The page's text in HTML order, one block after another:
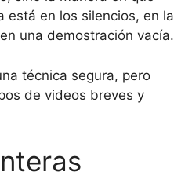
está en los silencios, en la
una demostración vacía.
técnica segura, pero
de videos breves y